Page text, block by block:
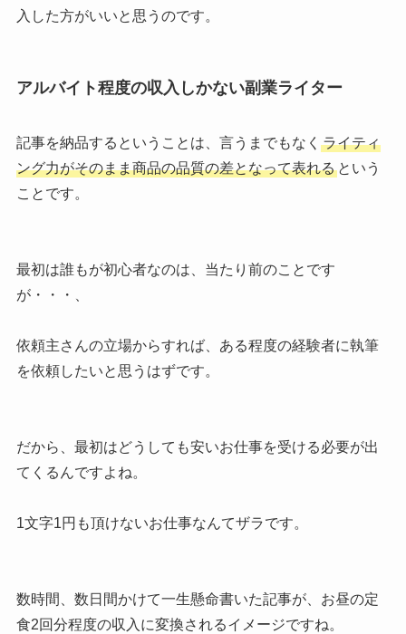
入した方がいいと思うのです。
アルバイト程度の収入しかない副業ライター
記事を納品するということは、言うまでもなく ライティ
ング力がそのまま商品の品質の差となって表れるという
ことです。
最初は誰もが初心者なのは、当たり前のことです
が・・・、
依頼主さんの立場からすれば、ある程度の経験者に執筆
を依頼したいと思うはずです。
だから、最初はどうしても安いお仕事を受ける必要が出
てくるんですよね。
1文字1円も頂けないお仕事なんてザラです。
数時間、数日間かけて一生懸命書いた記事が、お昼の定
食2回分程度の収入に変換されるイメージですね。